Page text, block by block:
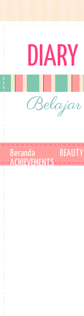
Belajar
Beranda BEAUTY
ACHIEVEMENTS